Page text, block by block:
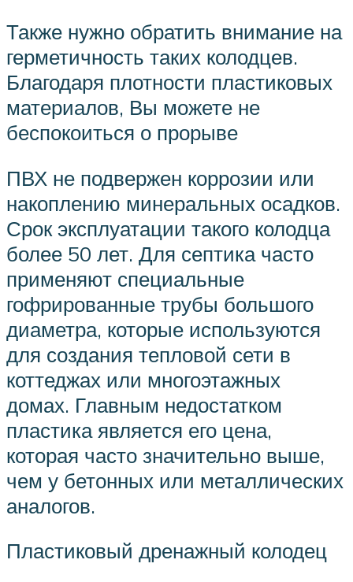
Также нужно обратить внимание на
герметичность таких колодцев.
Благодаря плотности пластиковых
материалов, Вы можете не
беспокоиться о прорыве
ПВХ не подвержен коррозии или
накоплению минеральных осадков.
Срок эксплуатации такого колодца
более 50 лет. Для септика часто
применяют специальные
гофрированные трубы большого
диаметра, которые используются
для создания тепловой сети в
коттеджах или многоэтажных
домах. Главным недостатком
пластика является его цена,
которая часто значительно выше,
чем у бетонных или металлических
аналогов.
Пластиковый дренажный колодец